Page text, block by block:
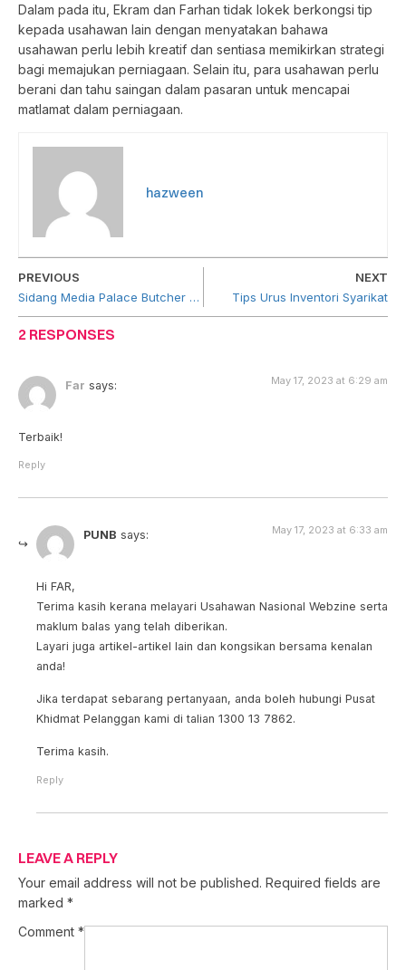
Dalam pada itu, Ekram dan Farhan tidak lokek berkongsi tip
kepada usahawan lain dengan menyatakan bahawa
usahawan perlu lebih kreatif dan sentiasa memikirkan strategi
bagi memajukan perniagaan. Selain itu, para usahawan perlu
berani dan tahu saingan dalam pasaran untuk mencapai
matlamat dalam perniagaan.
hazween
PREVIOUS
Sidang Media Palace Butcher Resources Sdn Bhd bersama Serai Group Sdn Bhd
NEXT
Tips Urus Inventori Syarikat
2 RESPONSES
Far says: May 17, 2023 at 6:29 am
Terbaik!
Reply
PUNB says: May 17, 2023 at 6:33 am
Hi FAR,
Terima kasih kerana melayari Usahawan Nasional Webzine serta
maklum balas yang telah diberikan.
Layari juga artikel-artikel lain dan kongsikan bersama kenalan
anda!
Jika terdapat sebarang pertanyaan, anda boleh hubungi Pusat
Khidmat Pelanggan kami di talian 1300 13 7862.
Terima kasih.
Reply
LEAVE A REPLY
Your email address will not be published. Required fields are
marked *
Comment *